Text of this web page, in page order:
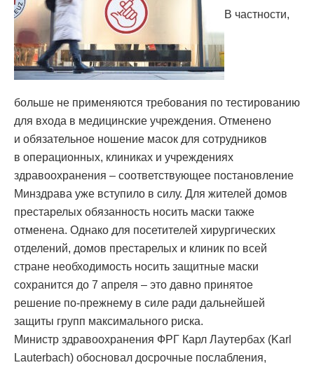
В частности,
больше не применяются требования по тестированию
для входа в медицинские учреждения. Отменено
и обязательное ношение масок для сотрудников
в операционных, клиниках и учреждениях
здравоохранения – соответствующее постановление
Минздрава уже вступило в силу. Для жителей домов
престарелых обязанность носить маски также
отменена. Однако для посетителей хирургических
отделений, домов престарелых и клиник по всей
стране необходимость носить защитные маски
сохранится до 7 апреля – это давно принятое
решение по-прежнему в силе ради дальнейшей
защиты групп максимального риска.
Министр здравоохранения ФРГ Карл Лаутербах (Karl
Lauterbach) обосновал досрочные послабления,